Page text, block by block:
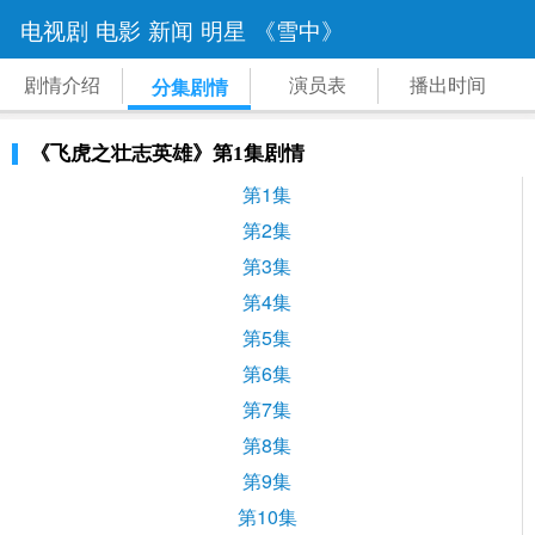
电视剧 电影 新闻 明星 《雪中》
剧情介绍 分集剧情 演员表 播出时间
《飞虎之壮志英雄》第1集剧情
第1集
第2集
第3集
第4集
第5集
第6集
第7集
第8集
第9集
第10集